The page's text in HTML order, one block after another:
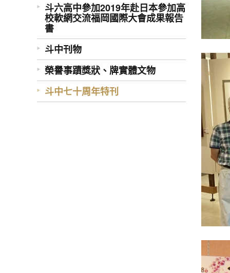
斗六高中參加2019年赴日本參加高
校軟網交流福岡國際大會成果報告
書
斗中刊物
榮譽事蹟獎狀、牌實體文物
斗中七十周年特刊